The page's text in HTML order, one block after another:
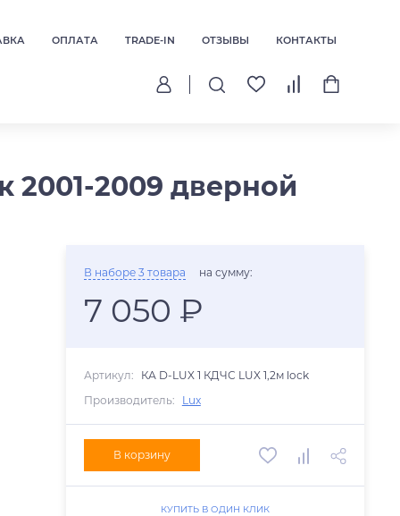
ОПЛАТА TRADE-IN ОТЗЫВЫ КОНТАКТЫ
2001-2009 дверной
В наборе 3 товара на сумму:
7 050 ₽
Артикул:
КА D-LUX 1 КДЧС LUX 1,2м lock
Производитель:
Lux
В корзину
КУПИТЬ В ОДИН КЛИК